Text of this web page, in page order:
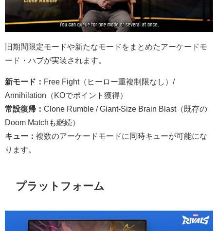
旧期間限定モードや新たなモードをまとめたアーケードモ
ード・ハブが実装されます。
新モード： Free Fight（ヒーロー重複制限なし）/
Annihilation（KOでポイント獲得）
常設復帰： Clone Rumble / Giant-Size Brain Blast（既存の
Doom Matchも継続）
キュー： 複数のアーケードモードに同時キューが可能にな
ります。
プラットフォーム